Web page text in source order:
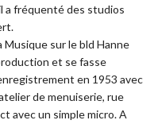
a fréquenté des studios
Musique sur le bld Hanne
et se fasse
en 1953 avec
de menuiserie, rue
avec un simple micro. A